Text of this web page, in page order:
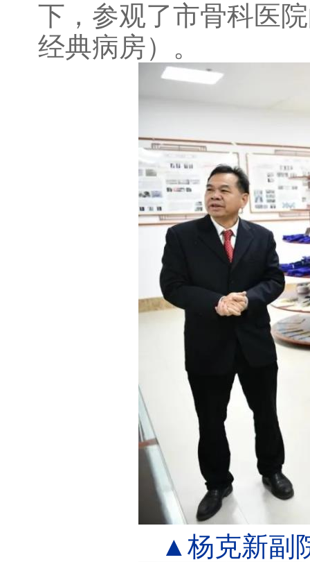
下，参观了市骨科医
经典病房）。
▲杨克新副